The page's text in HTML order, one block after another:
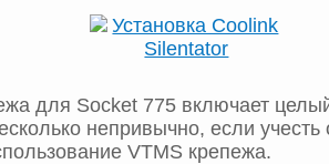
для Socket 775 включает
непривычно, если
VTMS крепежа.